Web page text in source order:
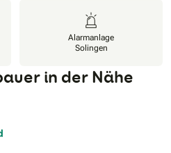
Alarmanlage
Solingen
in der Nähe